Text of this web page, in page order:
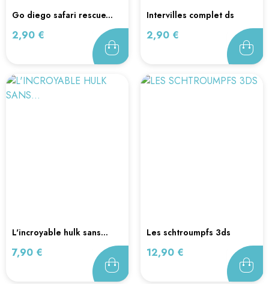
go diego safari rescue...
Prix
2,90 €
intervilles complet ds
Prix
2,90 €
l'incroyable hulk sans...
Prix
7,90 €
les schtroumpfs 3ds
Prix
12,90 €